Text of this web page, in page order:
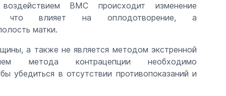
ВМС происходит изменение
что влияет на оплодотворение, а
матки.
а также не является методом экстренной
метода контрацепции необходимо
убедиться в отсутствии противопоказаний и